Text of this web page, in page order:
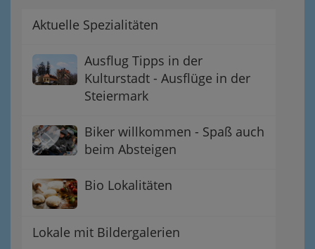
Aktuelle Spezialitäten
Ausflug Tipps in der
Kulturstadt - Ausflüge in der
Steiermark
Biker willkommen - Spaß auch
beim Absteigen
Bio Lokalitäten
Lokale mit Bildergalerien